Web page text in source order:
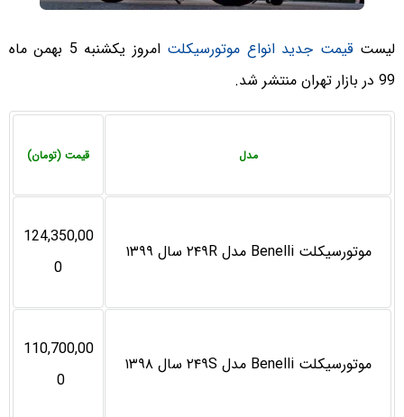
لیستقیمت جدید انواع موتورسیکلت
امروز یکشنبه 5 بهمن ماه
99 در بازار تهران منتشر شد.
مدل قیمت (تومان)
موتورسیکلت Benelli مدل ۲۴۹R سال ۱۳۹۹
124,350,00
0
موتورسیکلت Benelli مدل ۲۴۹S سال ۱۳۹۸
110,700,00
0